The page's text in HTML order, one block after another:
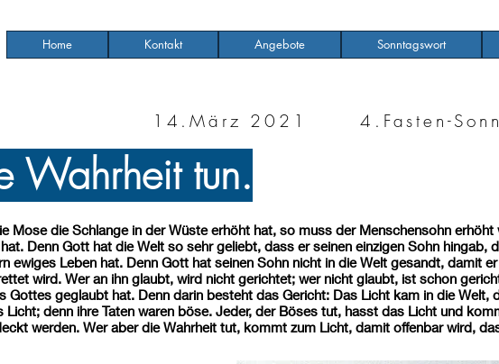
Home Kontakt Angebote Sonntagswort
14.März 2021 4.Fasten-
Wahrheit tun.
Mose die Schlange in der Wüste erhöht hat, so muss der Menschensohn
Denn Gott hat die Welt so sehr geliebt, dass er seinen einzigen Sohn hingab,
ewiges Leben hat. Denn Gott hat seinen Sohn nicht in die Welt gesandt, damit
wird. Wer an ihn glaubt, wird nicht gerichtet; wer nicht glaubt, ist schon
Gottes geglaubt hat. Denn darin besteht das Gericht: Das Licht kam in die Welt,
Licht; denn ihre Taten waren böse. Jeder, der Böses tut, hasst das Licht und
werden. Wer aber die Wahrheit tut, kommt zum Licht, damit offenbar wird,